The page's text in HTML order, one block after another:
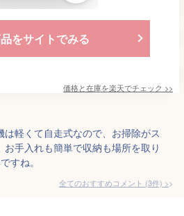
をサイトでみる
価格と在庫を楽天でチェック >>
は軽くて自走式なので、お掃除がス
手入れも簡単で収納も場所を取り
すね。
全てのおすすめコメント (3件) >